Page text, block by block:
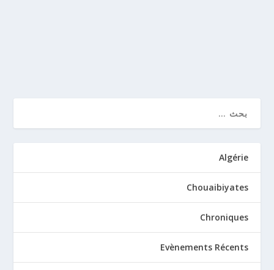
Algérie
Chouaibiyates
Chroniques
Evènements Récents